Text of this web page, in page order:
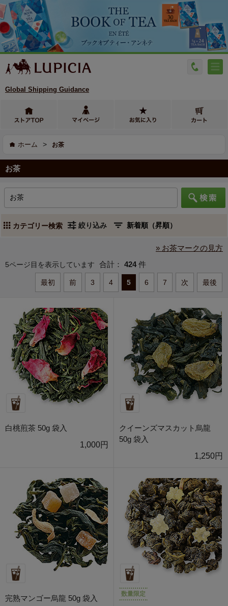
Global Shipping Guidance
ホーム > お茶
お茶
カテゴリー検索 絞り込み
» お茶マークの見方
5ページ目を表示しています 合計： 424件
最初 前 3 4 5 6 7 次 最後
白桃煎茶 50g 袋入
1,000円
クイーンズマスカット烏龍
50g 袋入
1,250円
完熟マンゴー烏龍 50g 袋入
数量限定